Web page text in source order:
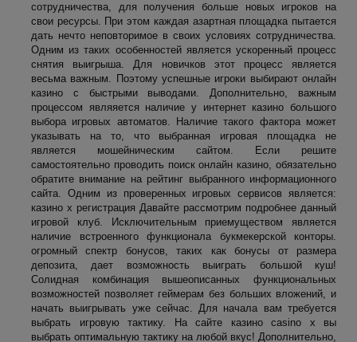
сотрудничества, для получения больше новых игроков на
свои ресурсы. При этом каждая азартная площадка пытается
дать нечто неповторимое в своих условиях сотрудничества.
Одним из таких особенностей является ускоренный процесс
снятия выигрыша. Для новичков этот процесс является
весьма важным. Поэтому успешные игроки выбирают онлайн
казино с быстрыми выводами. Дополнительно, важным
процессом являяется наличие у интернет казино большого
выбора игровых автоматов. Наличие такого фактора может
указывать на то, что выбранная игровая площадка не
является мошейническим сайтом. Если решите
самостоятельно проводить поиск онлайн казино, обязательно
обратите внимание на рейтинг выбранного информационного
сайта. Одним из проверенных игровых сервисов является:
казино х регистрация Давайте рассмотрим подробнее данный
игровой клуб. Исключительным приемуществом является
наличие встроенного функционала букмекерской конторы.
огромный спектр бонусов, таких как бонусы от размера
депозита, дает возможность выиграть большой куш!
Солидная комбинация вышеописанных функциональных
возможностей позволяет геймерам без больших вложений, и
начать выигрывать уже сейчас. Для начала вам требуется
выбрать игровую тактику. На сайте казино casino x вы
выбрать оптимальную тактику на любой вкус! Дополнительно,